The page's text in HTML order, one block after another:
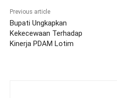
Previous article
Bupati Ungkapkan
Kekecewaan Terhadap
Kinerja PDAM Lotim